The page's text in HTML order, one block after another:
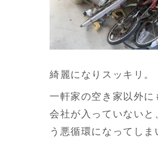
綺麗になりスッキリ。
一軒家の空き家以外
会社が入っていない
う悪循環になってしま